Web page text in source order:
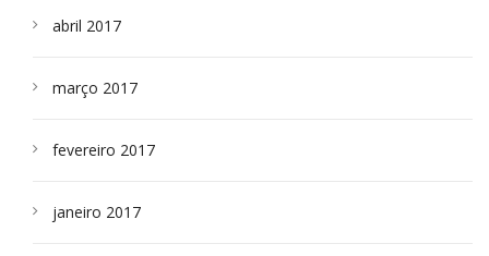
abril 2017
março 2017
fevereiro 2017
janeiro 2017